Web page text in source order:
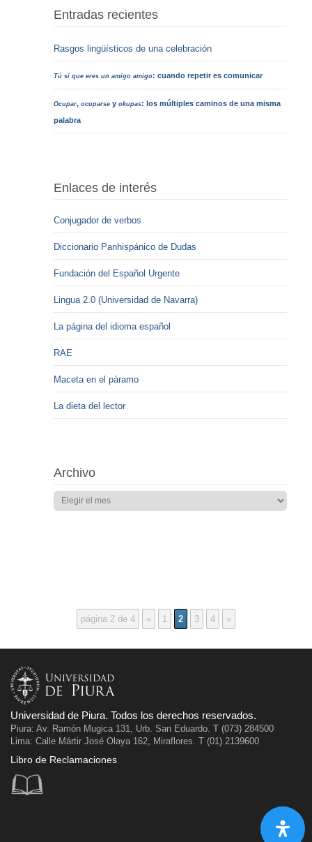
Entradas recientes
Rasgos lingüísticos de una celebración
Tú sí que eres un amigo amigo: cuando repetir es comunicar
Ocupar,ocuparse yokupas: los múltiples caminos de una misma
palabra
Enlaces de interés
Conjugador de verbos
Diccionario Panhispánico de Dudas
Fundación del Español Urgente
Lingua 2.0 (Universidad de Navarra)
La página del idioma español
RAE
Maceta en el páramo
La dieta del lector
Archivo
página 2 de 4 « 1 2 3 4 »
Universidad de Piura. Todos los derechos reservados.
Piura: Av. Ramón Mugica 131, Urb. San Eduardo. T (073) 284500
Lima: Calle Mártir José Olaya 162, Miraflores. T (01) 2139600
Libro de Reclamaciones